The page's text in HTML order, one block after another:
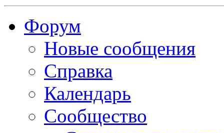
Форум
Новые сообщения
Справка
Календарь
Сообщество